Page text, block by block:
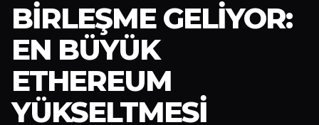
BIRLEŞME GELIYOR:
EN BÜYÜK
ETHEREUM
YÜKSELTMESI